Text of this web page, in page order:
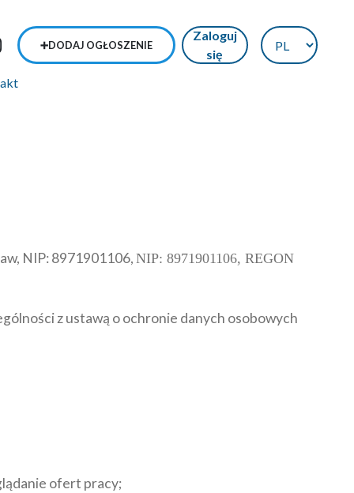
➕DODAJ OGŁOSZENIE
Zaloguj
się
NIP: 8971901106,NIP: 8971901106, REGON
z ustawą o ochronie danych osobowych
ofert pracy;